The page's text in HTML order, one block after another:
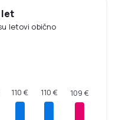
let
letovi obično
110 € 110 € 109 €